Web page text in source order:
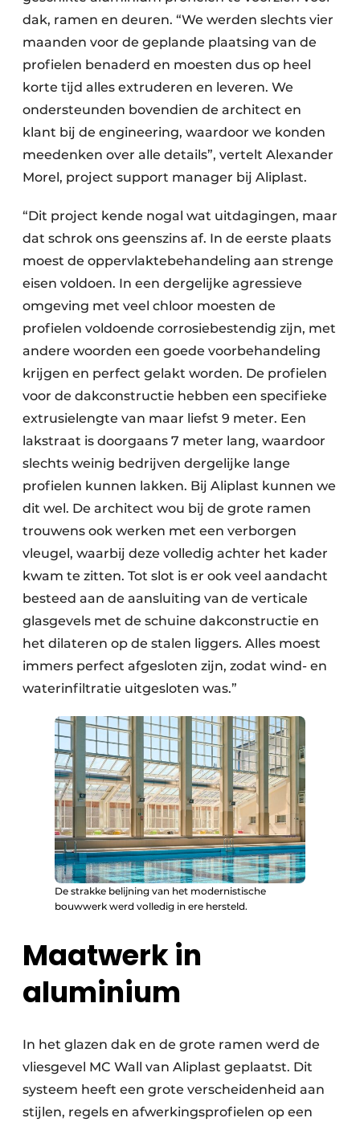
dak, ramen en deuren. “We werden slechts vier
maanden voor de geplande plaatsing van de
profielen benaderd en moesten dus op heel
korte tijd alles extruderen en leveren. We
ondersteunden bovendien de architect en
klant bij de engineering, waardoor we konden
meedenken over alle details”, vertelt Alexander
Morel, project support manager bij Aliplast.
“Dit project kende nogal wat uitdagingen, maar
dat schrok ons geenszins af. In de eerste plaats
moest de oppervlaktebehandeling aan strenge
eisen voldoen. In een dergelijke agressieve
omgeving met veel chloor moesten de
profielen voldoende corrosiebestendig zijn, met
andere woorden een goede voorbehandeling
krijgen en perfect gelakt worden. De profielen
voor de dakconstructie hebben een specifieke
extrusielengte van maar liefst 9 meter. Een
lakstraat is doorgaans 7 meter lang, waardoor
slechts weinig bedrijven dergelijke lange
profielen kunnen lakken. Bij Aliplast kunnen we
dit wel. De architect wou bij de grote ramen
trouwens ook werken met een verborgen
vleugel, waarbij deze volledig achter het kader
kwam te zitten. Tot slot is er ook veel aandacht
besteed aan de aansluiting van de verticale
glasgevels met de schuine dakconstructie en
het dilateren op de stalen liggers. Alles moest
immers perfect afgesloten zijn, zodat wind- en
waterinfiltratie uitgesloten was.”
De strakke belijning van het modernistische
bouwwerk werd volledig in ere hersteld.
Maatwerk in
aluminium
In het glazen dak en de grote ramen werd de
vliesgevel MC Wall van Aliplast geplaatst. Dit
systeem heeft een grote verscheidenheid aan
stijlen, regels en afwerkingsprofielen op een